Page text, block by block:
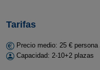
Tarifas
Precio medio: 25 € persona
Capacidad: 2-10+2 plazas